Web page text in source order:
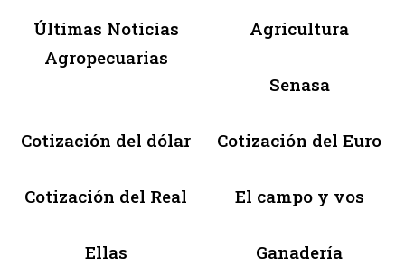
Últimas Noticias
Agropecuarias
Agricultura
Senasa
Cotización del dólar Cotización del Euro
Cotización del Real El campo y vos
Ellas Ganadería